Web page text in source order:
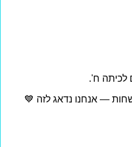
לכיתה ח'.
— אנחנו נדאג לזה 💙